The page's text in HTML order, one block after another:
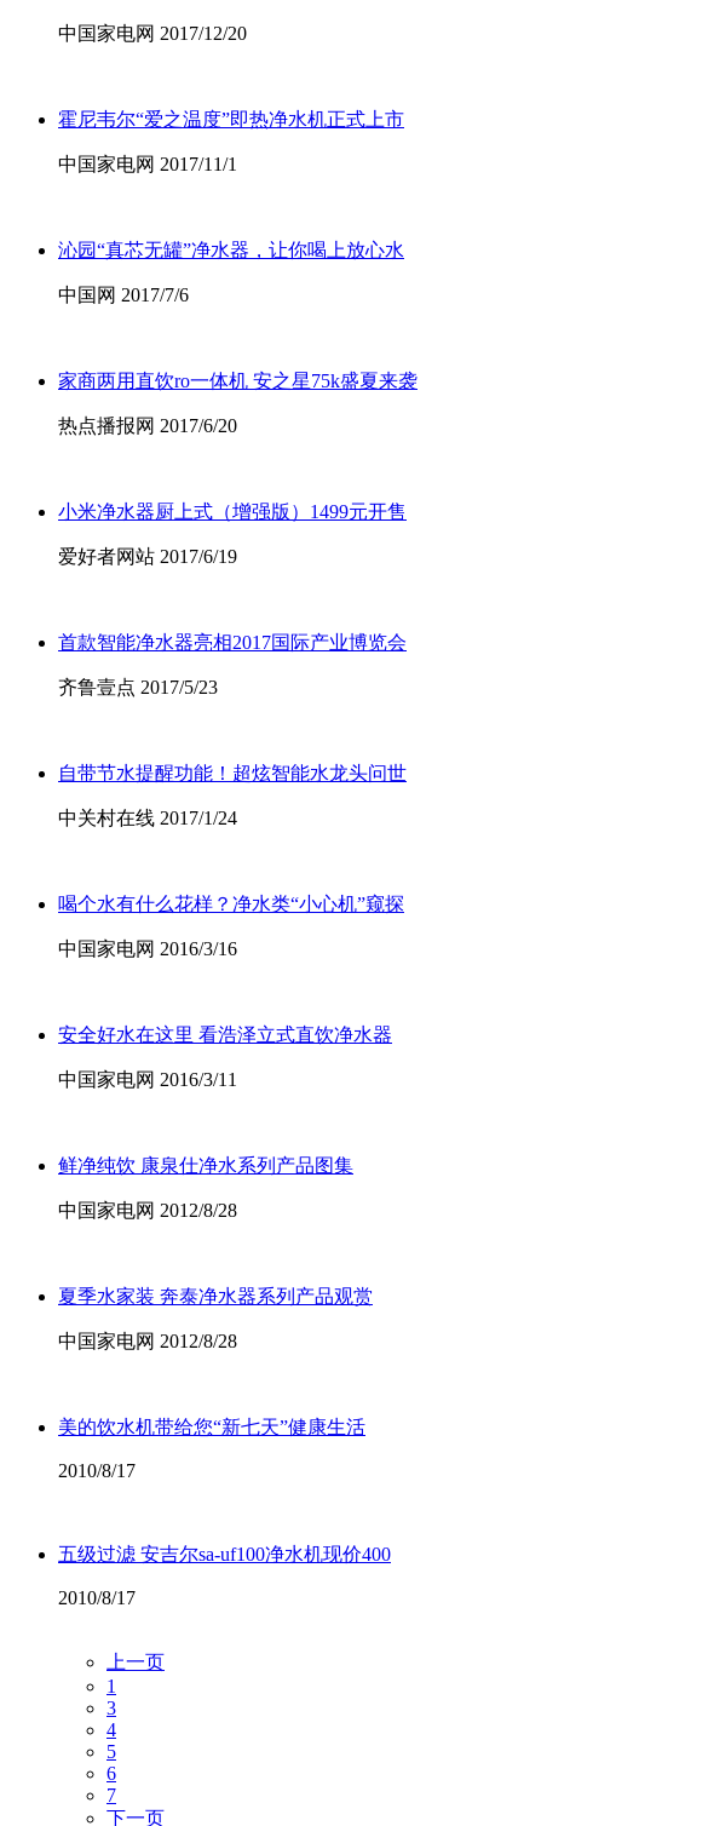
中国家电网 2017/12/20
霍尼韦尔“爱之温度”即热净水机正式上市
中国家电网 2017/11/1
沁园“真芯无罐”净水器，让你喝上放心水
中国网 2017/7/6
家商两用直饮ro一体机 安之星75k盛夏来袭
热点播报网 2017/6/20
小米净水器厨上式（增强版）1499元开售
爱好者网站 2017/6/19
首款智能净水器亮相2017国际产业博览会
齐鲁壹点 2017/5/23
自带节水提醒功能！超炫智能水龙头问世
中关村在线 2017/1/24
喝个水有什么花样？净水类“小心机”窥探
中国家电网 2016/3/16
安全好水在这里 看浩泽立式直饮净水器
中国家电网 2016/3/11
鲜净纯饮 康泉仕净水系列产品图集
中国家电网 2012/8/28
夏季水家装 奔泰净水器系列产品观赏
中国家电网 2012/8/28
美的饮水机带给您“新七天”健康生活
2010/8/17
五级过滤 安吉尔sa-uf100净水机现价400
2010/8/17
上一页
1
3
4
5
6
7
下一页